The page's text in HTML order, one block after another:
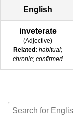
English
inveterate
(Adjective)
Related: habitual;
chronic; confirmed